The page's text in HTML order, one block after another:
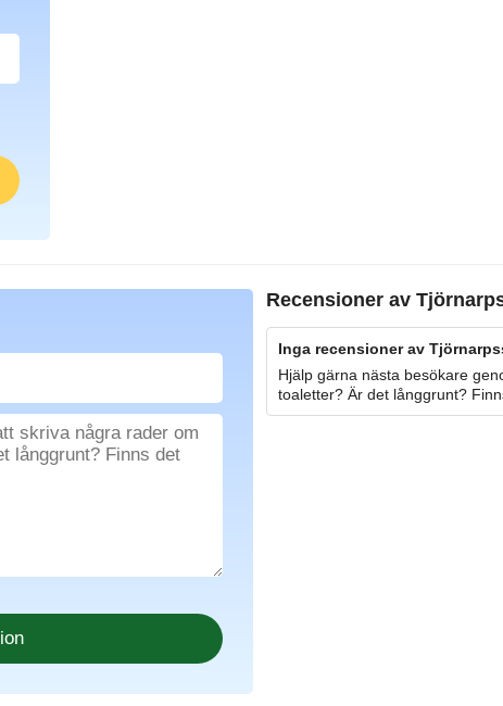
Recensioner av
Inga recensioner av
Hjälp gärna nästa besökare
toaletter? Är det långgrunt?